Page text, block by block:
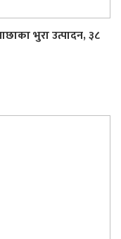
भुरा उत्पादन, ३८